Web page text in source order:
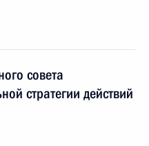
совета
стратегии действий